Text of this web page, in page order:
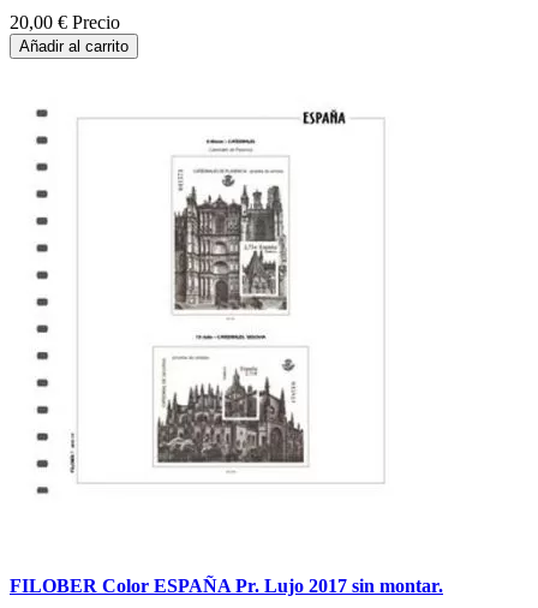
20,00 € Precio
Añadir al carrito
FILOBER Color ESPAÑA Pr. Lujo 2017 sin montar.